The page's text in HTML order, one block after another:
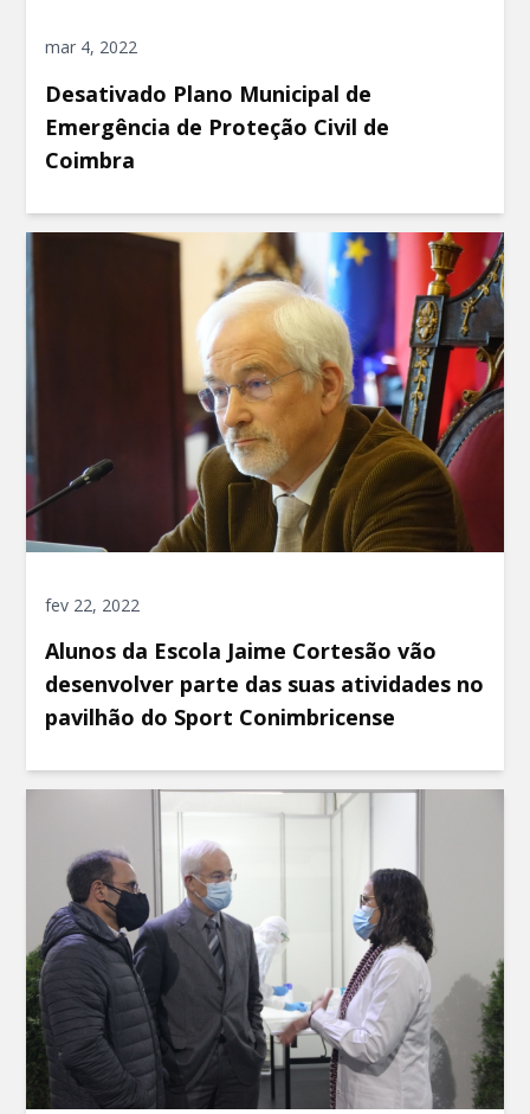
mar 4, 2022
Desativado Plano Municipal de
Emergência de Proteção Civil de
Coimbra
fev 22, 2022
Alunos da Escola Jaime Cortesão vão
desenvolver parte das suas atividades no
pavilhão do Sport Conimbricense